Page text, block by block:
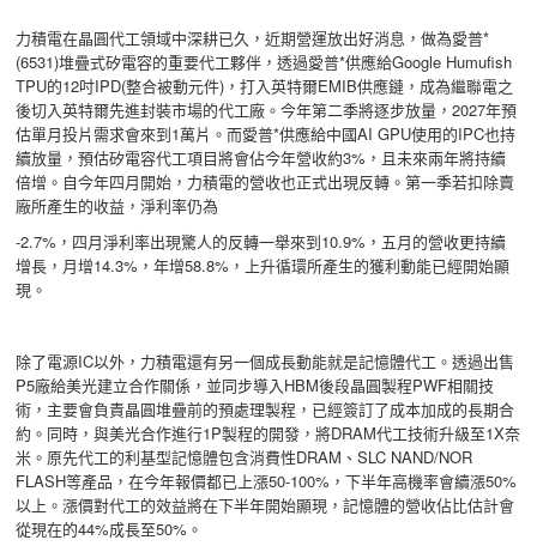
力積電在晶圓代工領域中深耕已久，近期營運放出好消息，做為愛普*
(6531)堆疊式矽電容的重要代工夥伴，透過愛普*供應給Google Humufish
TPU的12吋IPD(整合被動元件)，打入英特爾EMIB供應鏈，成為繼聯電之
後切入英特爾先進封裝市場的代工廠。今年第二季將逐步放量，2027年預
估單月投片需求會來到1萬片。而愛普*供應給中國AI GPU使用的IPC也持
續放量，預估矽電容代工項目將會佔今年營收約3%，且未來兩年將持續
倍增。自今年四月開始，力積電的營收也正式出現反轉。第一季若扣除賣
廠所產生的收益，淨利率仍為
-2.7%，四月淨利率出現驚人的反轉一舉來到10.9%，五月的營收更持續
增長，月增14.3%，年增58.8%，上升循環所產生的獲利動能已經開始顯
現。
除了電源IC以外，力積電還有另一個成長動能就是記憶體代工。透過出售
P5廠給美光建立合作關係，並同步導入HBM後段晶圓製程PWF相關技
術，主要會負責晶圓堆疊前的預處理製程，已經簽訂了成本加成的長期合
約。同時，與美光合作進行1P製程的開發，將DRAM代工技術升級至1X奈
米。原先代工的利基型記憶體包含消費性DRAM、SLC NAND/NOR
FLASH等產品，在今年報價都已上漲50-100%，下半年高機率會續漲50%
以上。漲價對代工的效益將在下半年開始顯現，記憶體的營收佔比估計會
從現在的44%成長至50%。